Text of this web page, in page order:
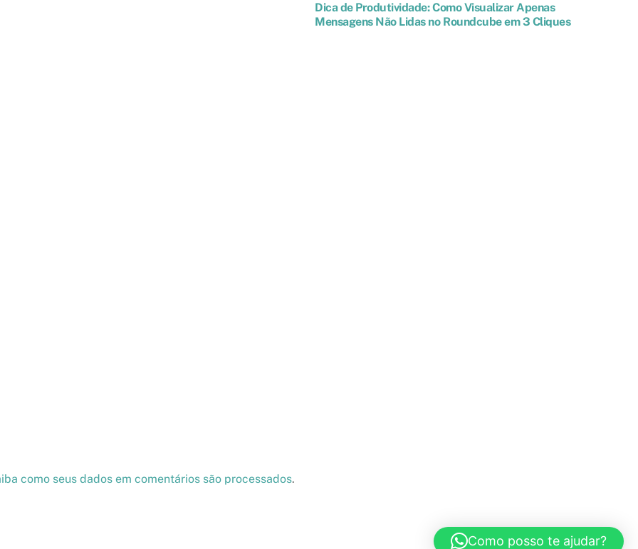
Dica de Produtividade: Como Visualizar Apenas
Mensagens Não Lidas no Roundcube em 3 Cliques
como seus dados em comentários são processados.
Como posso te ajudar?